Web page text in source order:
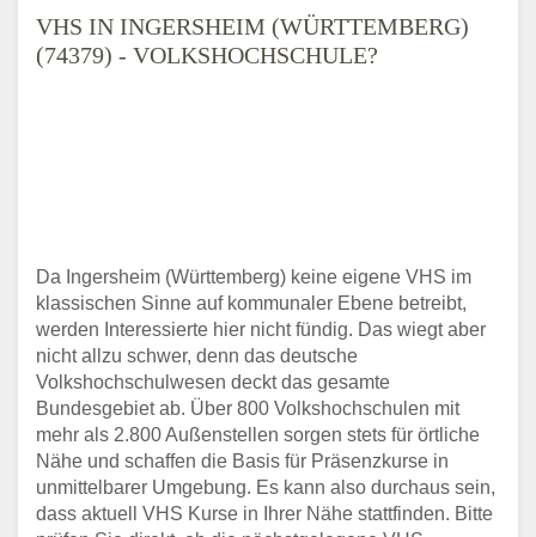
VHS IN INGERSHEIM (WÜRTTEMBERG)
(74379) - VOLKSHOCHSCHULE?
Da Ingersheim (Württemberg) keine eigene VHS im
klassischen Sinne auf kommunaler Ebene betreibt,
werden Interessierte hier nicht fündig. Das wiegt aber
nicht allzu schwer, denn das deutsche
Volkshochschulwesen deckt das gesamte
Bundesgebiet ab. Über 800 Volkshochschulen mit
mehr als 2.800 Außenstellen sorgen stets für örtliche
Nähe und schaffen die Basis für Präsenzkurse in
unmittelbarer Umgebung. Es kann also durchaus sein,
dass aktuell VHS Kurse in Ihrer Nähe stattfinden. Bitte